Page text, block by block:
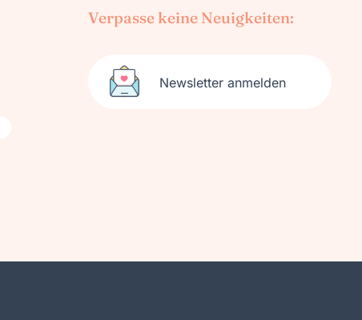
Verpasse keine Neuigkeiten:
Newsletter anmelden